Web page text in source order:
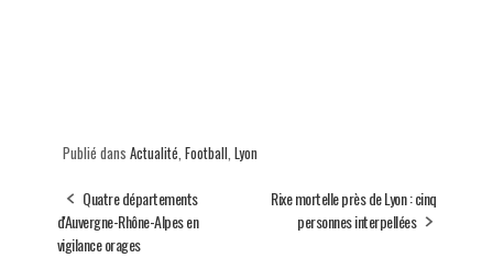
Publié dans Actualité, Football, Lyon
Quatre départements
d'Auvergne-Rhône-Alpes en
vigilance orages
Rixe mortelle près de Lyon : cinq
personnes interpellées